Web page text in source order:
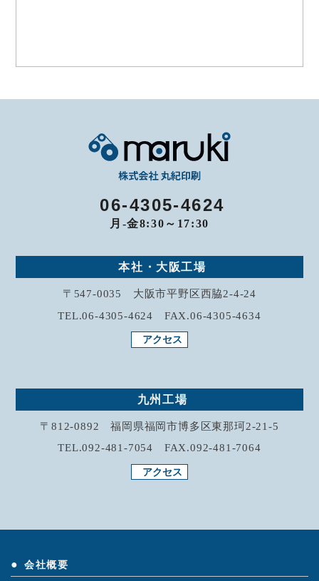
06-4305-4624
月-金8:30～17:30
本社・大阪工場
〒547-0035 大阪市平野区西脇2-4-24
TEL.06-4305-4624 FAX.06-4305-4634
アクセス
九州工場
〒812-0892 福岡県福岡市博多区東那珂2-21-5
TEL.092-481-7054 FAX.092-481-7064
アクセス
会社概要